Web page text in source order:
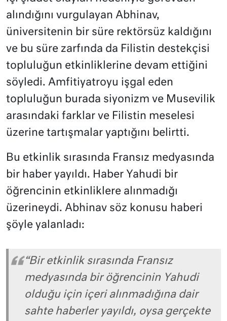
alındığını vurgulayan Abhinav,
üniversitenin bir süre rektörsüz kaldığını
ve bu süre zarfında da Filistin destekçisi
topluluğun etkinliklerine devam ettiğini
söyledi. Amfitiyatroyu işgal eden
topluluğun burada siyonizm ve Musevilik
arasındaki farklar ve Filistin meselesi
üzerine tartışmalar yaptığını belirtti.
Bu etkinlik sırasında Fransız medyasında
bir haber yayıldı. Haber Yahudi bir
öğrencinin etkinliklere alınmadığı
üzerineydi. Abhinav söz konusu haberi
şöyle yalanladı:
“Bir etkinlik sırasında Fransız
medyasında bir öğrencinin Yahudi
olduğu için içeri alınmadığına dair
sahte haberler yayıldı, oysa gerçekte